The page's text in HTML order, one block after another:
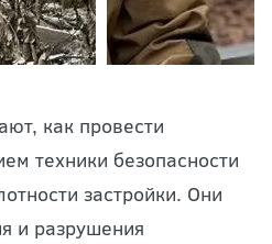
как провести
техники безопасности
застройки. Они
и разрушения